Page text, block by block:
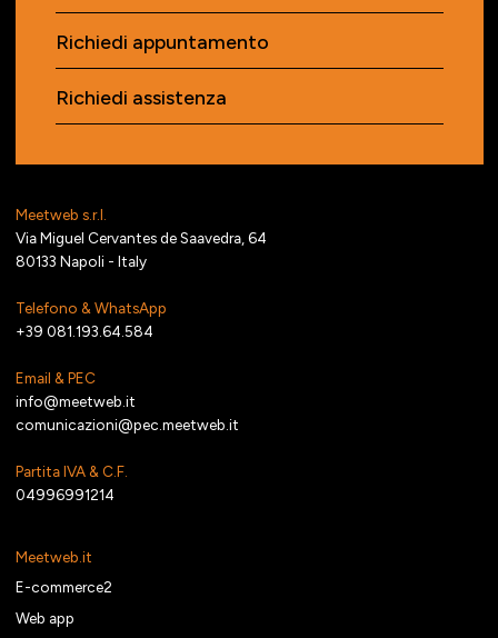
Meetweb s.r.l.
Via Miguel Cervantes de Saavedra, 64
80133 Napoli - Italy
Telefono & WhatsApp
+39 081.193.64.584
Email & PEC
info@meetweb.it
comunicazioni@pec.meetweb.it
Partita IVA & C.F.
04996991214
Meetweb.it
E-commerce2
Web app
Richiedi appuntamento
Richiedi assistenza